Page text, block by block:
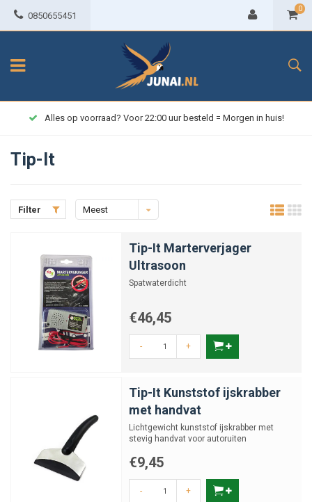
0850655451
0
Alles op voorraad? Voor 22:00 uur besteld = Morgen in huis!
Tip-It
Filter
Meest
Tip-It Marterverjager
Ultrasoon
Spatwaterdicht
€46,45
- +
Tip-It Kunststof ijskrabber
met handvat
Lichtgewicht kunststof ijskrabber met
stevig handvat voor autoruiten
€9,45
- +